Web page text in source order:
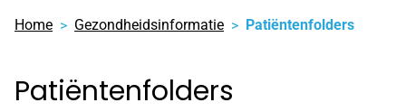
Home Gezondheidsinformatie Patiëntenfolders
Patiëntenfolders